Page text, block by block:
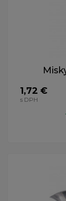
1,72 €
s DPH